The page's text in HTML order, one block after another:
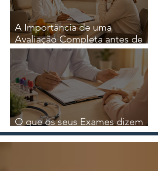
A Importância de uma
Avaliação Completa antes de
iniciar qualquer Estratégia
Nutricional
O que os seus Exames dizem
sobre a sua Saúde?